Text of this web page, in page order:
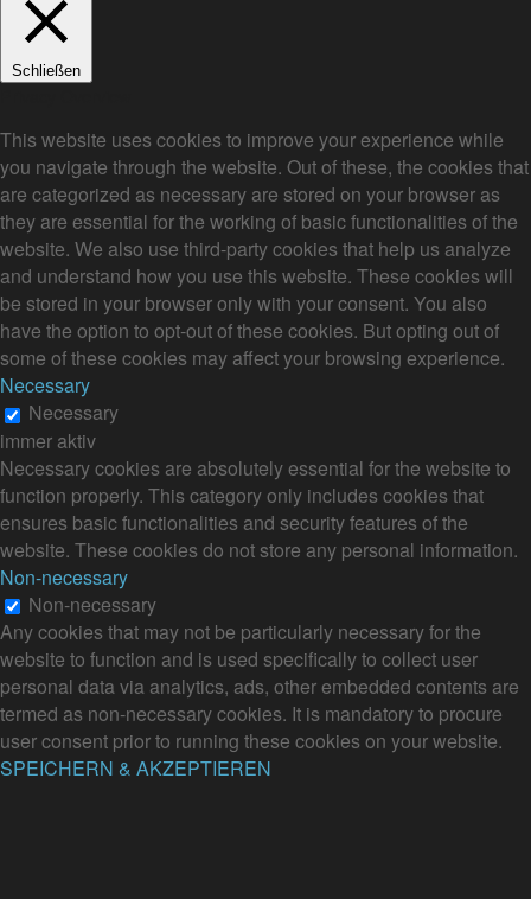
Schließen
This website uses cookies to improve your experience while
you navigate through the website. Out of these, the cookies that
are categorized as necessary are stored on your browser as
they are essential for the working of basic functionalities of the
website. We also use third-party cookies that help us analyze
and understand how you use this website. These cookies will
be stored in your browser only with your consent. You also
have the option to opt-out of these cookies. But opting out of
some of these cookies may affect your browsing experience.
Necessary
Necessary
immer aktiv
Necessary cookies are absolutely essential for the website to
function properly. This category only includes cookies that
ensures basic functionalities and security features of the
website. These cookies do not store any personal information.
Non-necessary
Non-necessary
Any cookies that may not be particularly necessary for the
website to function and is used specifically to collect user
personal data via analytics, ads, other embedded contents are
termed as non-necessary cookies. It is mandatory to procure
user consent prior to running these cookies on your website.
SPEICHERN & AKZEPTIEREN